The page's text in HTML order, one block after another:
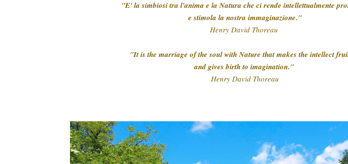
"E' la simbiosi tra l'anima e la Natura che ci rende intellettualmente
e stimola la nostra immaginazione."
Henry David Thoreau
"It is the marriage of the soul with Nature that makes the intellect
and gives birth to imagination."
Henry David Thoreau